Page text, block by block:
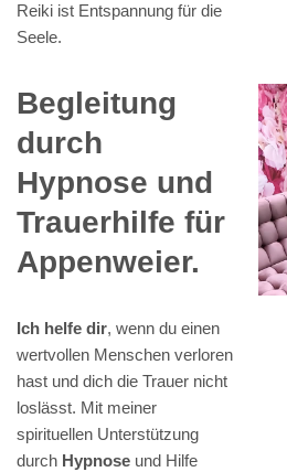
Reiki ist Entspannung für die
Seele.
Begleitung
durch
Hypnose und
Trauerhilfe für
Appenweier.
Ich helfe dir, wenn du einen
wertvollen Menschen verloren
hast und dich die Trauer nicht
loslässt. Mit meiner
spirituellen Unterstützung
durch Hypnose und Hilfe